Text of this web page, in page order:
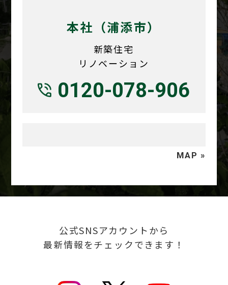
本社（浦添市）
新築住宅
リノベーション
0120-078-906
MAP »
公式SNSアカウントから
最新情報をチェックできます！